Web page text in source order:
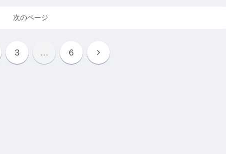
次のページ
3 … 6